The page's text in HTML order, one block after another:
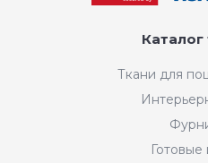
Каталог
Ткани для
Готовые